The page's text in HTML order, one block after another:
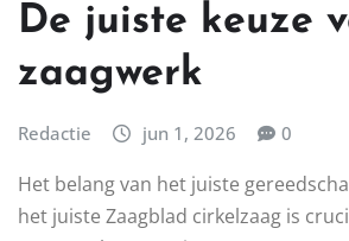
De juiste keuze
zaagwerk
Redactie jun 1, 2026 0
Het belang van het juiste
het juiste Zaagblad cirkelzaag is